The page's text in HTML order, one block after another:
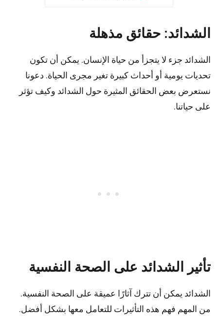
الشدائد: حقائق مذهلة
الشدائد جزء لا يتجزأ من حياة الإنسان. يمكن أن تكون
تحديات يومية أو أحداث كبيرة تغير مجرى الحياة. دعونا
نستعرض بعض الحقائق المثيرة حول الشدائد وكيف تؤثر
على حياتنا.
تأثير الشدائد على الصحة النفسية
الشدائد يمكن أن تترك آثارًا عميقة على الصحة النفسية.
من المهم فهم هذه التأثيرات للتعامل معها بشكل أفضل.